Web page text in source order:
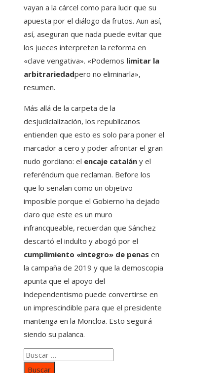
vayan a la cárcel como para lucir que su
apuesta por el diálogo da frutos. Aun así,
así, aseguran que nada puede evitar que
los jueces interpreten la reforma en
«clave vengativa». «Podemos limitar la
arbitrariedadpero no eliminarla»,
resumen.
Más allá de la carpeta de la
desjudicialización, los republicanos
entienden que esto es solo para poner el
marcador a cero y poder afrontar el gran
nudo gordiano: el encaje catalán y el
referéndum que reclaman. Before los
que lo señalan como un objetivo
imposible porque el Gobierno ha dejado
claro que este es un muro
infrancqueable, recuerdan que Sánchez
descartó el indulto y abogó por el
cumplimiento «integro» de penas en
la campaña de 2019 y que la demoscopia
apunta que el apoyo del
independentismo puede convertirse en
un imprescindible para que el presidente
mantenga en la Moncloa. Esto seguirá
siendo su palanca.
Buscar: